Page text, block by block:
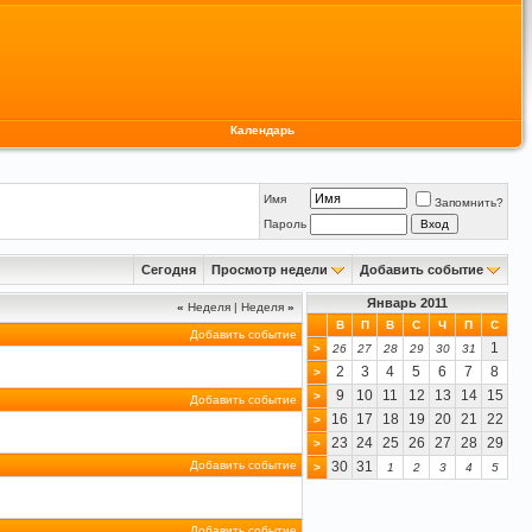
Календарь
Имя
Запомнить?
Пароль
Сегодня Просмотр недели Добавить событие
« Неделя | Неделя »
Добавить событие
Добавить событие
Добавить событие
Январь 2011
В П В С Ч П
С
>
26 27 28 29 30 31 1
> 2 3 4 5 6 7 8
> 9 10 11 12 13 14 15
> 16 17 18 19 20 21 22
> 23 24 25 26 27 28 29
> 30 31 1 2 3 4 5